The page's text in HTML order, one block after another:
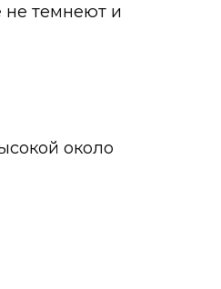
не темнеют и
около